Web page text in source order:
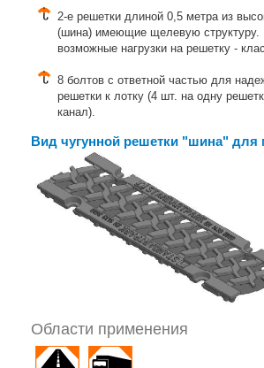
2-е решетки длиной 0,5 метра из
(шина) имеющие щелевую структуру.
возможные нагрузки на решетку -
8 болтов с ответной частью для
решетки к лотку (4 шт. на одну
канал).
Вид чугунной решетки "шина" для
Области применения